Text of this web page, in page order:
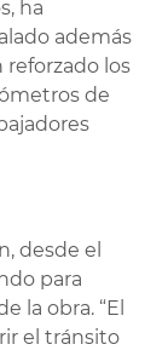
ha
además
los
de
desde el
para
la obra. “El
el tránsito